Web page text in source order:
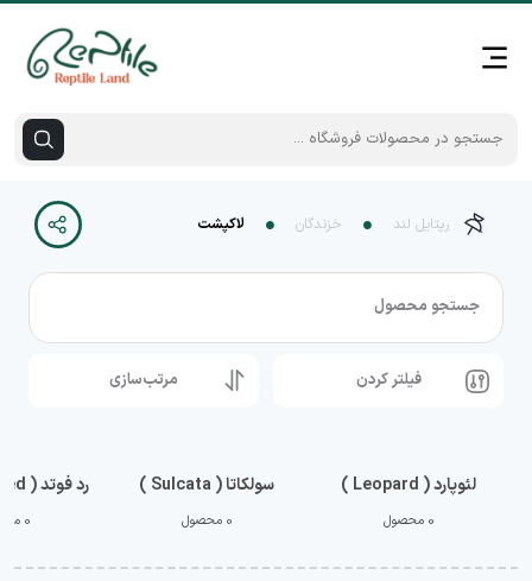
رپتایل لند خزندگان لاکپشت
جستجو محصول
فیلتر کردن مرتب‌سازی
لئوپارد ( Leopard )
0 محصول
سولکاتا ( Sulcata )
0 محصول
رد فوتد ( Red Footed )
0 محصول